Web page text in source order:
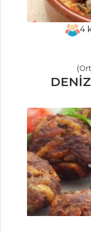
Blognesse
tagliatelle
Leziz
lahana
Masterchef
Tarifleri
Kremalı
4